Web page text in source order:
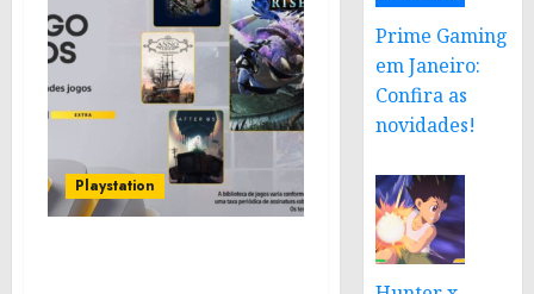
Playstation
Prime Gaming
em Janeiro:
Confira as
novidades!